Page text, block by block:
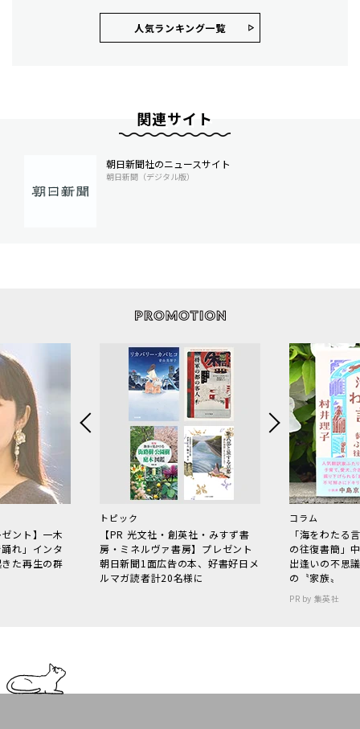
人気ランキング⼀覧
関連サイト
朝日新聞社のニュースサイト
朝日新聞（デジタル版）
ント】一木
れ」インタ
た再生の群
トピック
【PR 光文社・創英社・みすず書
房・ミネルヴァ書房】プレゼント
朝日新聞1面広告の本、好書好日メ
ルマガ読者計20名様に
コラム
「海をわた
の往復書簡」
出逢いの不思
の〝家族〟
PR by 集英社